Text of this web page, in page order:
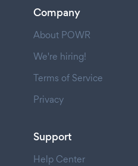
Company
About POWR
We're hiring!
Terms of Service
Privacy
Support
Help Center